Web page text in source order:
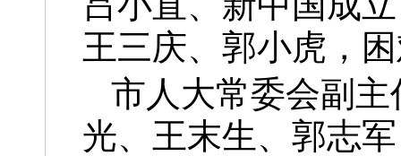
王三庆、郭小虎，
市人大常委会副
光、王末生、郭志